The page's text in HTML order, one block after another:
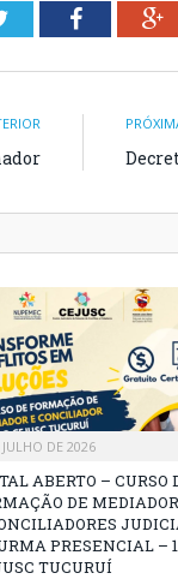
TwitterFacebook
DE 2026
ABERTO – CURSO
DE
PRESENCIAL –
TUCURUÍ